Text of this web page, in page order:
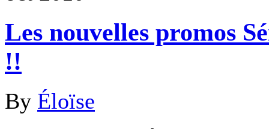
Les nouvelles promos
!!
By Éloïse